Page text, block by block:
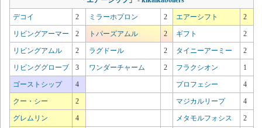
デコイ 2 ミラーホプロン 2 エアーシフト 2
リビングアーマー 2 トパーズアムル 2 ギフト 2
リビングアムル 2 ラグドール 2 タイニーアーミー 2
リビンググローブ 3 ワンダーチャーム 2 フラクシオン 1
ゴーストシップ 4 プロフェシー 4
クー・シー 2 マジカルリープ 4
グレムリン 4 メタモルフォシス 2